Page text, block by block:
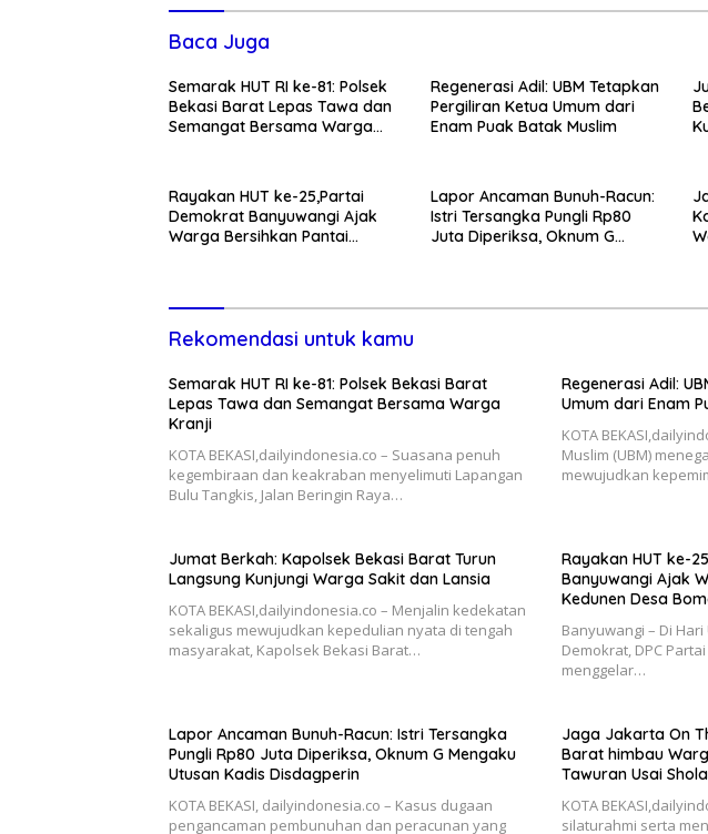
Baca Juga
Semarak HUT RI ke-81: Polsek
Bekasi Barat Lepas Tawa dan
Semangat Bersama Warga
Regenerasi Adil: UBM Tetapkan
Pergiliran Ketua Umum dari
Enam Puak Batak Muslim
Rayakan HUT ke-25,Partai
Demokrat Banyuwangi Ajak
Warga Bersihkan Pantai
Lapor Ancaman Bunuh-Racun:
Istri Tersangka Pungli Rp80
Juta Diperiksa, Oknum G
Rekomendasi untuk kamu
Semarak HUT RI ke-81: Polsek Bekasi Barat
Lepas Tawa dan Semangat Bersama Warga
Kranji
KOTA BEKASI,dailyindonesia.co – Suasana penuh
kegembiraan dan keakraban menyelimuti Lapangan
Bulu Tangkis, Jalan Beringin Raya…
Regenerasi Adil:
Umum dari Enam
KOTA
Muslim (UBM)
mewujudkan
Jumat Berkah: Kapolsek Bekasi Barat Turun
Langsung Kunjungi Warga Sakit dan Lansia
KOTA BEKASI,dailyindonesia.co – Menjalin kedekatan
sekaligus mewujudkan kepedulian nyata di tengah
masyarakat, Kapolsek Bekasi Barat…
Rayakan HUT ke-
Banyuwangi Ajak
Kedunen Desa
Banyuwangi – Di Hari
Demokrat, DPC
menggelar…
Lapor Ancaman Bunuh-Racun: Istri Tersangka
Pungli Rp80 Juta Diperiksa, Oknum G Mengaku
Utusan Kadis Disdagperin
KOTA BEKASI, dailyindonesia.co – Kasus dugaan
pengancaman pembunuhan dan peracunan yang
Jaga Jakarta On
Barat himbau
Tawuran Usai
KOTA
silaturahmi serta